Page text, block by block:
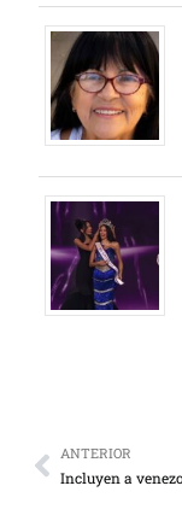
ANTERIOR